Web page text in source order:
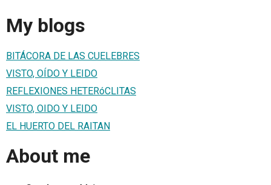
My blogs
BITÁCORA DE LAS CUELEBRES
VISTO, OÍDO Y LEIDO
REFLEXIONES HETERóCLITAS
VISTO, OIDO Y LEIDO
EL HUERTO DEL RAITAN
About me